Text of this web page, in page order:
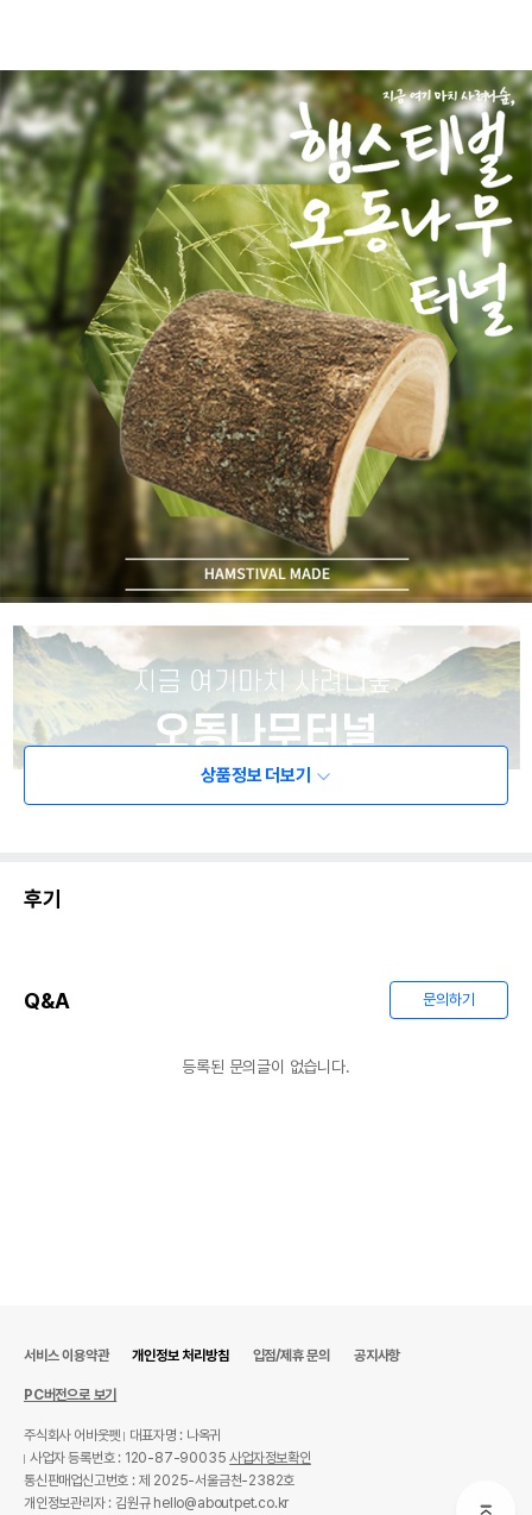
상품정보 더보기
후기
Q&A 문의하기
등록된 문의글이 없습니다.
서비스 이용약관 개인정보 처리방침 입점/제휴 문의 공지사항
PC버전으로 보기
주식회사 어바웃펫
대표자명 : 나옥귀
사업자 등록번호 : 120-87-90035사업자정보확인
통신판매업신고번호 : 제 2025-서울금천-2382호
개인정보관리자 : 김원규 hello@aboutpet.co.kr